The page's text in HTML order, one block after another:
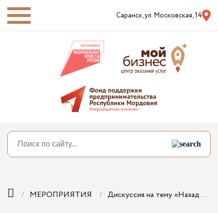
Саранск,ул. Московская, 14
МЕРОПРИЯТИЯ Дискуссия на тему «Назад к глобализации: как российским экспортерам поймать «волну восстановления» после пандемии?»